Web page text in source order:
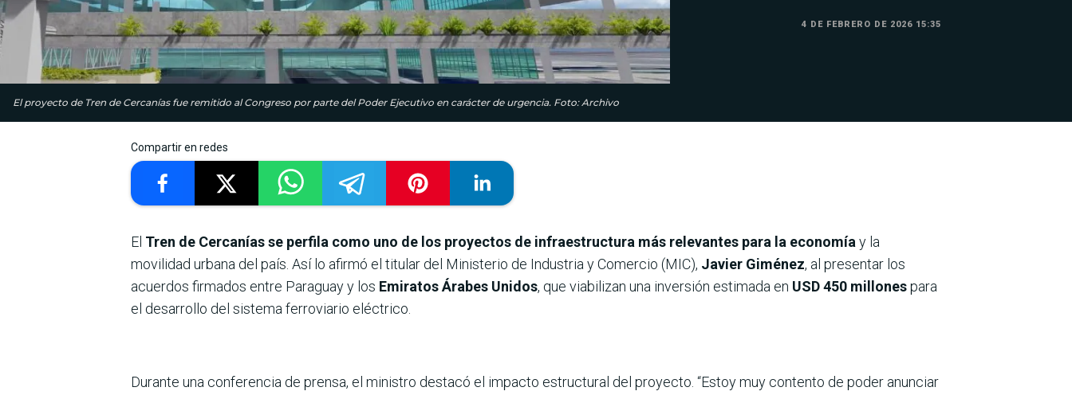
El proyecto de Tren de Cercanías fue remitido al Congreso por parte del Poder Ejecutivo en carácter de urgencia. Foto: Archivo
4 DE FEBRERO DE 2026 15:35
Compartir en redes
El Tren de Cercaníasse perfila como uno de los proyectos de infraestructura más relevantes para la economía y la
movilidad urbana del país. Así lo afirmó el titular del Ministerio de Industria y Comercio (MIC), Javier Giménez, al presentar los
acuerdos firmados entre Paraguay y los Emiratos Árabes Unidos, que viabilizan una inversión estimada en USD 450 millonespara
el desarrollo del sistema ferroviario eléctrico.
Durante una conferencia de prensa, el ministro destacó el impacto estructural del proyecto. “Estoy muy contento de poder anunciar